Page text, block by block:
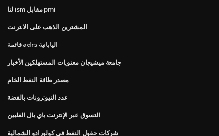
لنا ism مقابل pmi
المشترين الذهب على الانترنت
قائمة adrs اليابانية
جامعة ميشيجان معنويات المستهلكين الأخبار
مصدر طاقة النفط الخام
عدد النيوترونات بالفضة
التسوق عبر الإنترنت باي بال الفلبين
شركات حقول النفط في كولورادو الشمالية